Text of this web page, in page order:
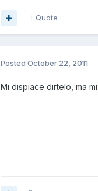
Quote
Posted October 22, 2011
Mi dispiace dirtelo, ma